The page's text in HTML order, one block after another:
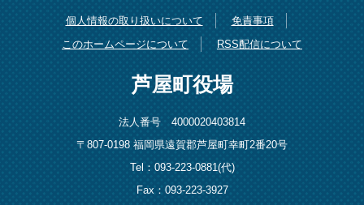
個人情報の取り扱いについて
免責事項
このホームページについて
RSS配信について
芦屋町役場
法人番号 4000020403814
〒807-0198 福岡県遠賀郡芦屋町幸町2番20号
Tel：093-223-0881(代)
Fax：093-223-3927